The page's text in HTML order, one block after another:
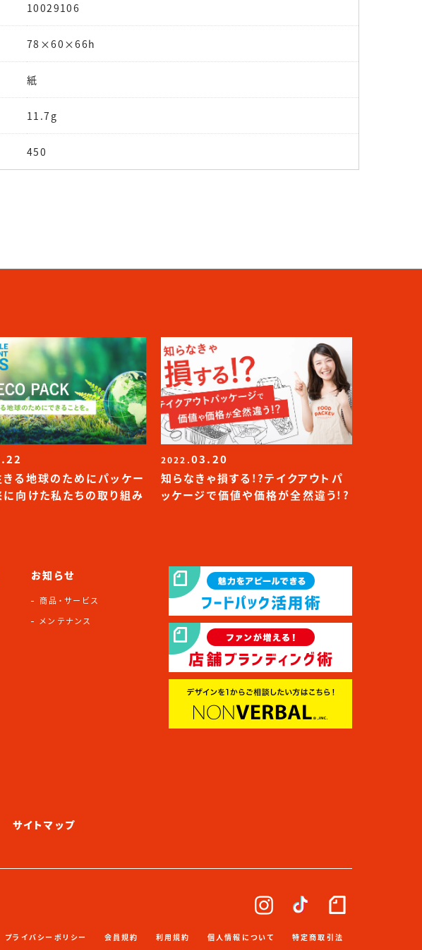
10029106
78×60×66h
紙
11.7g
450
る地球のためにパッケー
向けた私たちの取り組み
2022.03.20
知らなきゃ損する!?テイクアウトパ
ッケージで価値や価格が全然違う!?
お知らせ
商品・サービス
メンテナンス
サイトマップ
プライバシーポリシー 会員規約 利用規約 個人情報について 特定商取引法